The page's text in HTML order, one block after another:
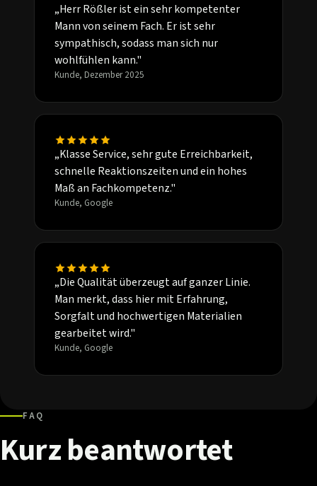
„Herr Rößler ist ein sehr kompetenter
Mann von seinem Fach. Er ist sehr
sympathisch, sodass man sich nur
wohlfühlen kann."
Kunde, Dezember 2025
„Klasse Service, sehr gute Erreichbarkeit,
schnelle Reaktionszeiten und ein hohes
Maß an Fachkompetenz."
Kunde, Google
„Die Qualität überzeugt auf ganzer Linie.
Man merkt, dass hier mit Erfahrung,
Sorgfalt und hochwertigen Materialien
gearbeitet wird."
Kunde, Google
FAQ
Kurzbeantwortet